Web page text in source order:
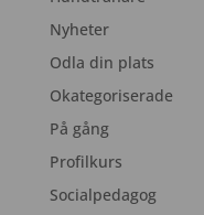
Nyheter
Odla din plats
Okategoriserade
På gång
Profilkurs
Socialpedagog